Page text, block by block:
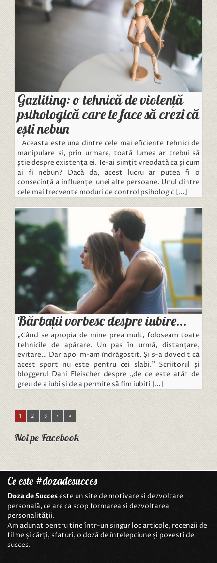
Gazliting: o tehnică de violență
psihologică care te face să crezi că
ești nebun
Aceasta este una dintre cele mai eficiente tehnici de
manipulare și, prin urmare, toată lumea ar trebui să
știe despre existența ei. Te-ai simțit vreodată ca și cum
ai fi nebun? Dacă da, acest lucru ar putea fi o
consecință a influenței unei alte persoane. Unul dintre
cele mai frecvente moduri de control psihologic […]
Bărbații vorbesc despre iubire…
„Când se apropia de mine prea mult, foloseam toate
tehnicile de apărare. Un pas în urmă, distanțare,
evitare… Dar apoi m-am îndrăgostit. Și s-a dovedit că
acest sport nu este pentru cei slabi.” Scriitorul și
bloggerul Dani Fleischer despre „de ce este atât de
greu de a iubi și de a permite să fim iubiți […]
1 2 3 › »
Noi pe Facebook
Ce este #dozadesucces
Doza de Succeseste un site de motivare și dezvoltare
personală, ce are ca scop formarea și dezvoltarea
personalității.
Am adunat pentru tine într-un singur loc articole, recenzii de
filme și cărți, sfaturi, o doză de înțelepciune și povesti de
succes.